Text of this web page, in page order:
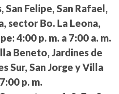
San Felipe, San Rafael,
sector Bo. La Leona,
4:00 p. m. a 7:00 a. m.
Beneto, Jardines de
Sur, San Jorge y Villa
p. m.